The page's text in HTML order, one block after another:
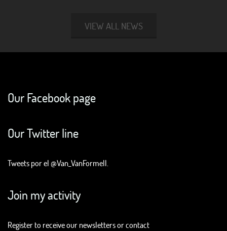
VIEW ALL NEWS
Our Facebook page
Our Twitter line
Tweets por el @Van_VanFormell.
Join my activity
Register to receive our newsletters or contact